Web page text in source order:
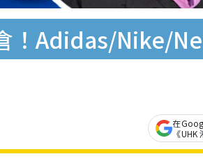
！Adidas/Nike/
在
《UHK